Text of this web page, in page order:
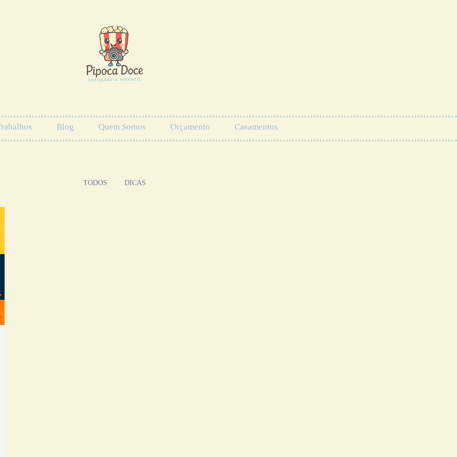
Blog Quem Somos Orçamento Casamentos
TODOS DICAS